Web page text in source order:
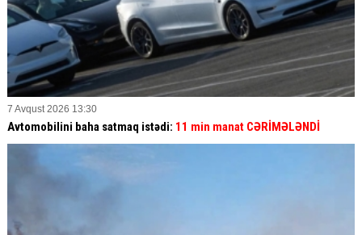
7 Avqust 2026 13:30
Avtomobilini baha satmaq istədi: 11 min manat CƏRİMƏLƏNDİ